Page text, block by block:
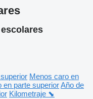
Menos caro en
en parte superiorAño de
Kilometraje ⬊